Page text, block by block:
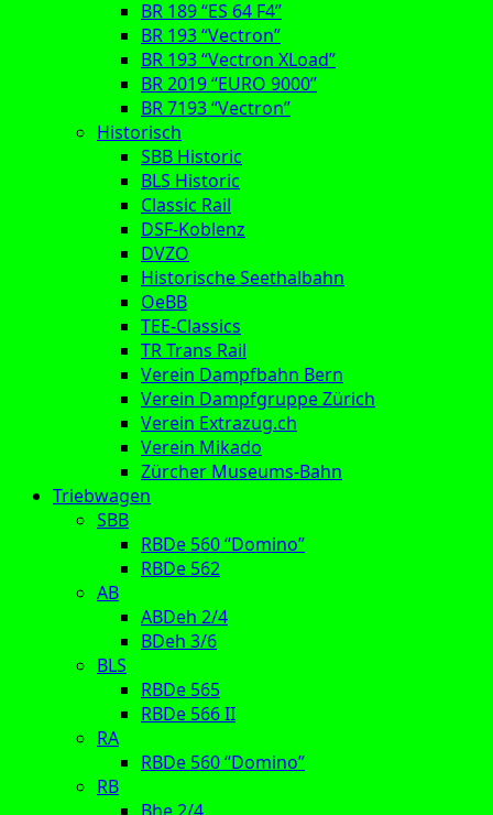
BR 189 “ES 64 F4”
BR 193 “Vectron”
BR 193 “Vectron XLoad”
BR 2019 “EURO 9000”
BR 7193 “Vectron”
Historisch
SBB Historic
BLS Historic
Classic Rail
DSF-Koblenz
DVZO
Historische Seethalbahn
OeBB
TEE-Classics
TR Trans Rail
Verein Dampfbahn Bern
Verein Dampfgruppe Zürich
Verein Extrazug.ch
Verein Mikado
Zürcher Museums-Bahn
Triebwagen
SBB
RBDe 560 “Domino”
RBDe 562
AB
ABDeh 2/4
BDeh 3/6
BLS
RBDe 565
RBDe 566 II
RA
RBDe 560 “Domino”
RB